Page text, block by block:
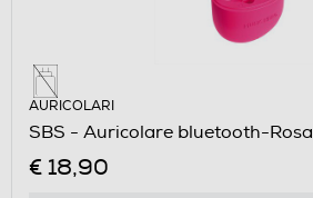
AURICOLARI
SBS - Auricolare bluetooth-Rosa
€ 18,90